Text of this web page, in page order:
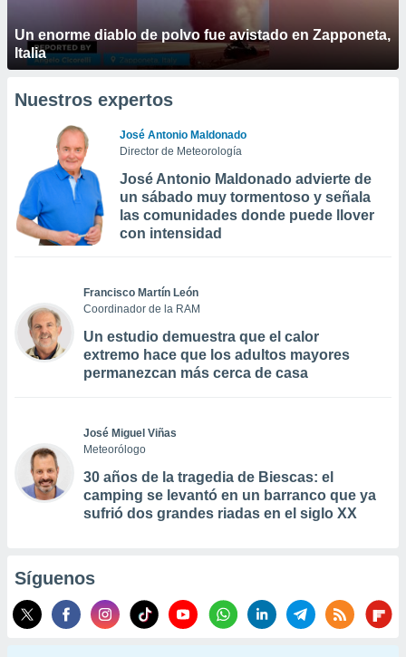
Un enorme diablo de polvo fue avistado en Zapponeta,
Italia
Nuestros expertos
José Antonio Maldonado
Director de Meteorología
José Antonio Maldonado advierte de
un sábado muy tormentoso y señala
las comunidades donde puede llover
con intensidad
Francisco Martín León
Coordinador de la RAM
Un estudio demuestra que el calor
extremo hace que los adultos mayores
permanezcan más cerca de casa
José Miguel Viñas
Meteorólogo
30 años de la tragedia de Biescas: el
camping se levantó en un barranco que ya
sufrió dos grandes riadas en el siglo XX
Síguenos